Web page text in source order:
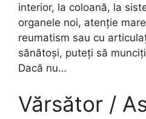
interior, la coloană, la
organele noi, atenție
reumatism sau cu
sănătoși, puteți să
Dacă nu…
Vărsător /